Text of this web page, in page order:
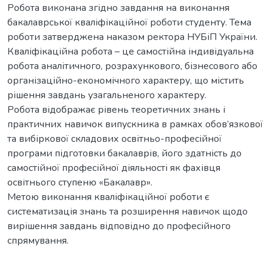
Робота виконана згідно завдання на виконання
бакалаврської кваліфікаційної роботи студенту. Тема
роботи затверджена наказом ректора НУБіП України.
Кваліфікаційна робота – це самостійна індивідуальна
робота аналітичного, розрахункового, бізнесового або
організаційно-економічного характеру, що містить
рішення завдань узагальненого характеру.
Робота відображає рівень теоретичних знань і
практичних навичок випускника в рамках обов’язкової
та вибіркової складових освітньо-професійної
програми підготовки бакалаврів, його здатність до
самостійної професійної діяльності як фахівця
освітнього ступеню «Бакалавр».
Метою виконання кваліфікаційної роботи є
систематизація знань та розширення навичок щодо
вирішення завдань відповідно до професійного
спрямування.